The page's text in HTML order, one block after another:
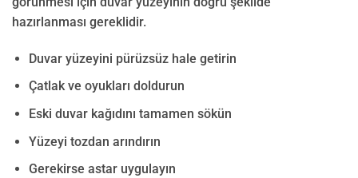
hazırlanması gereklidir.
Duvar yüzeyini pürüzsüz hale getirin
Çatlak ve oyukları doldurun
Eski duvar kağıdını tamamen sökün
Yüzeyi tozdan arındırın
Gerekirse astar uygulayın